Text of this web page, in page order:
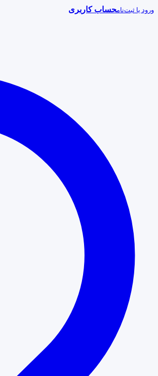
ورود یا ثبت‌نامحساب کاربری